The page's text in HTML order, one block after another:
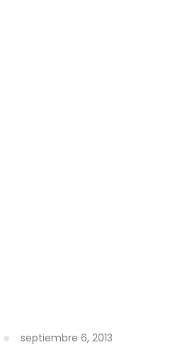
septiembre 6, 2013